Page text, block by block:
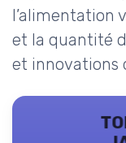
l’alimentation
et la quantité
et innovations